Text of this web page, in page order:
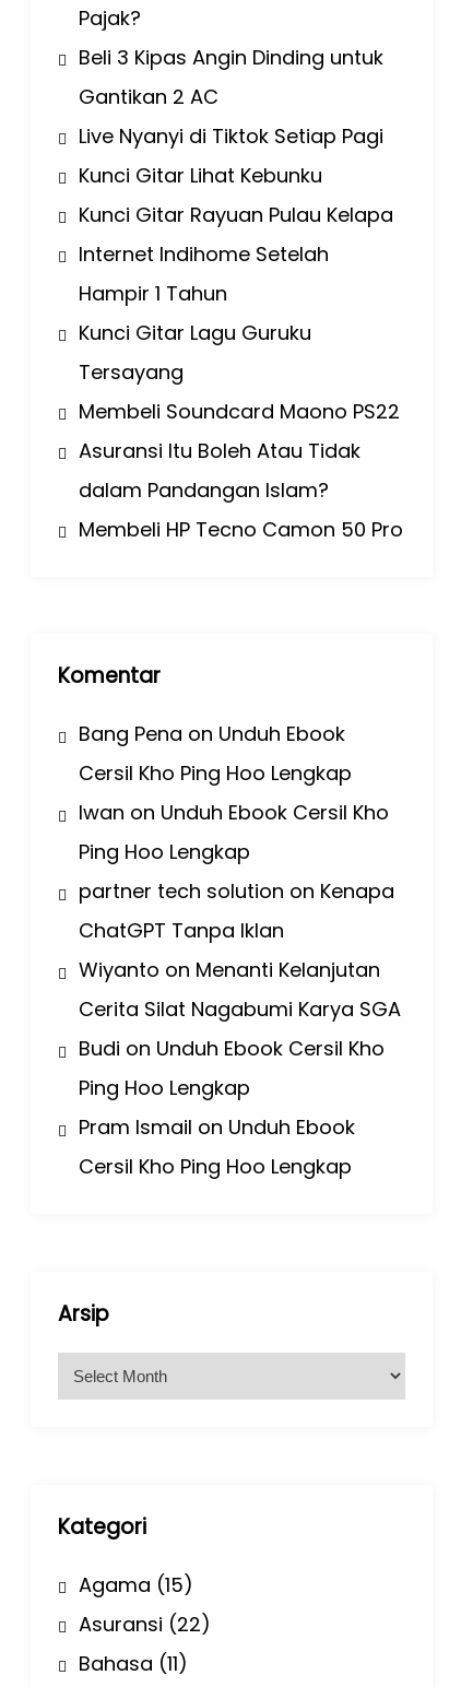
Pajak?
Beli 3 Kipas Angin Dinding untuk
Gantikan 2 AC
Live Nyanyi di Tiktok Setiap Pagi
Kunci Gitar Lihat Kebunku
Kunci Gitar Rayuan Pulau Kelapa
Internet Indihome Setelah
Hampir 1 Tahun
Kunci Gitar Lagu Guruku
Tersayang
Membeli Soundcard Maono PS22
Asuransi Itu Boleh Atau Tidak
dalam Pandangan Islam?
Membeli HP Tecno Camon 50 Pro
Komentar
Bang Pena on Unduh Ebook
Cersil Kho Ping Hoo Lengkap
Iwan on Unduh Ebook Cersil Kho
Ping Hoo Lengkap
partner tech solution on Kenapa
ChatGPT Tanpa Iklan
Wiyanto on Menanti Kelanjutan
Cerita Silat Nagabumi Karya SGA
Budi on Unduh Ebook Cersil Kho
Ping Hoo Lengkap
Pram Ismail on Unduh Ebook
Cersil Kho Ping Hoo Lengkap
Arsip
r
Kategori
Agama (15)
Asuransi (22)
Bahasa (11)